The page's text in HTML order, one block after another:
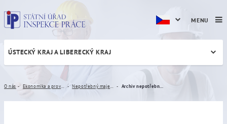
Archiv nepotřebného
ÚSTECKÝ KRAJ A LIBERECKÝ KRAJ
O nás
MENU